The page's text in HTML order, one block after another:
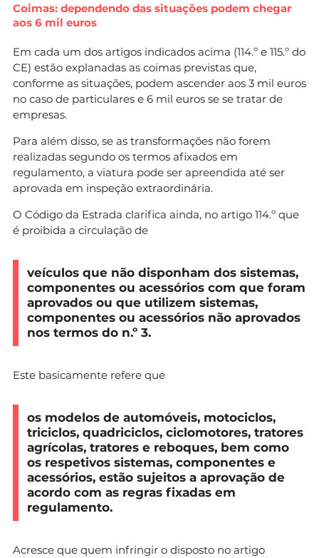
Coimas: dependendo das situações podem chegar
aos 6 mil euros
Em cada um dos artigos indicados acima (114.º e 115.º do
CE) estão explanadas as coimas previstas que,
conforme as situações, podem ascender aos 3 mil euros
no caso de particulares e 6 mil euros se se tratar de
empresas.
Para além disso, se as transformações não forem
realizadas segundo os termos afixados em
regulamento, a viatura pode ser apreendida até ser
aprovada em inspeção extraordinária.
O Código da Estrada clarifica ainda, no artigo 114.º que
é proibida a circulação de
veículos que não disponham dos sistemas,
componentes ou acessórios com que foram
aprovados ou que utilizem sistemas,
componentes ou acessórios não aprovados
nos termos do n.º 3.
Este basicamente refere que
os modelos de automóveis, motociclos,
triciclos, quadriciclos, ciclomotores, tratores
agrícolas, tratores e reboques, bem como
os respetivos sistemas, componentes e
acessórios, estão sujeitos a aprovação de
acordo com as regras fixadas em
regulamento.
Acresce que quem infringir o disposto no artigo